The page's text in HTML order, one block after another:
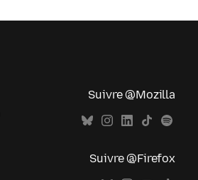
Suivre @Mozilla
Suivre @Firefox